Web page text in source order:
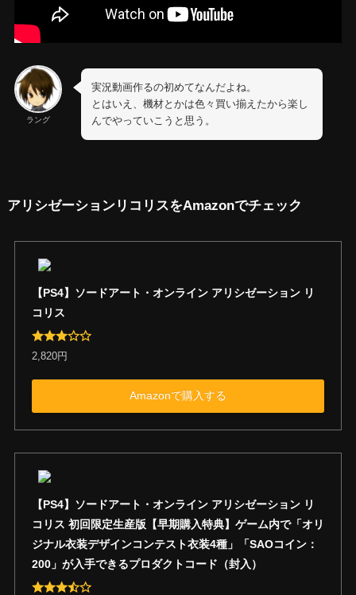
ラング
実況動画作るの初めてなんだよね。
とはいえ、機材とかは色々買い揃えたから楽し
んでやっていこうと思う。
アリシゼーションリコリスをAmazonでチェック
【PS4】ソードアート・オンライン アリシゼーション リ
コリス
2,820円
Amazonで購入する
【PS4】ソードアート・オンライン アリシゼーション リ
コリス 初回限定生産版【早期購入特典】ゲーム内で「オリ
ジナル衣装デザインコンテスト衣装4種」「SAOコイン：
200」が入手できるプロダクトコード（封入）